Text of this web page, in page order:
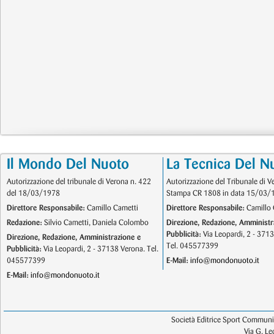
Il Mondo Del Nuoto
Autorizzazione del tribunale di Verona n. 422
del 18/03/1978
Direttore Responsabile: Camillo Cametti
Redazione: Silvio Cametti, Daniela Colombo
Direzione, Redazione, Amministrazione e
Pubblicità: Via Leopardi, 2 - 37138 Verona. Tel.
045577399
E-Mail: info@mondonuoto.it
La Tecnica Del
Autorizzazione del Tribunale di
Stampa CR 1808 in data 15/03/
Direttore Responsabile: Camillo
Direzione, Redazione,
Pubblicità: Via Leopardi, 2 -
Tel. 045577399
E-Mail: info@mondonuoto.it
Società Editrice Sport
Via G.